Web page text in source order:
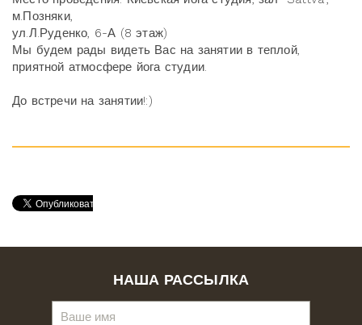
м.Позняки,
ул.Л.Руденко, 6-А (8 этаж)
Мы будем рады видеть Вас на занятии в теплой,
приятной атмосфере йога студии.
До встречи на занятии!:)
НАША РАССЫЛКА